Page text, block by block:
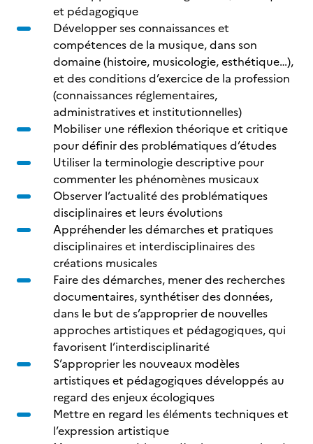
et pédagogique
Développer ses connaissances et
compétences de la musique, dans son
domaine (histoire, musicologie, esthétique…),
et des conditions d’exercice de la profession
(connaissances réglementaires,
administratives et institutionnelles)
Mobiliser une réflexion théorique et critique
pour définir des problématiques d’études
Utiliser la terminologie descriptive pour
commenter les phénomènes musicaux
Observer l’actualité des problématiques
disciplinaires et leurs évolutions
Appréhender les démarches et pratiques
disciplinaires et interdisciplinaires des
créations musicales
Faire des démarches, mener des recherches
documentaires, synthétiser des données,
dans le but de s’approprier de nouvelles
approches artistiques et pédagogiques, qui
favorisent l’interdisciplinarité
S’approprier les nouveaux modèles
artistiques et pédagogiques développés au
regard des enjeux écologiques
Mettre en regard les éléments techniques et
l’expression artistique